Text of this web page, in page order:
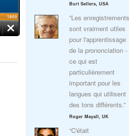
Burt Sellers, USA
“Les enregistrements
sont vraiment utiles
pour l'apprentissage
de la prononciation -
ce qui est
particulièrement
important pour les
langues qui utilisent
des tons différents.”
Roger Mayall, UK
“C'était